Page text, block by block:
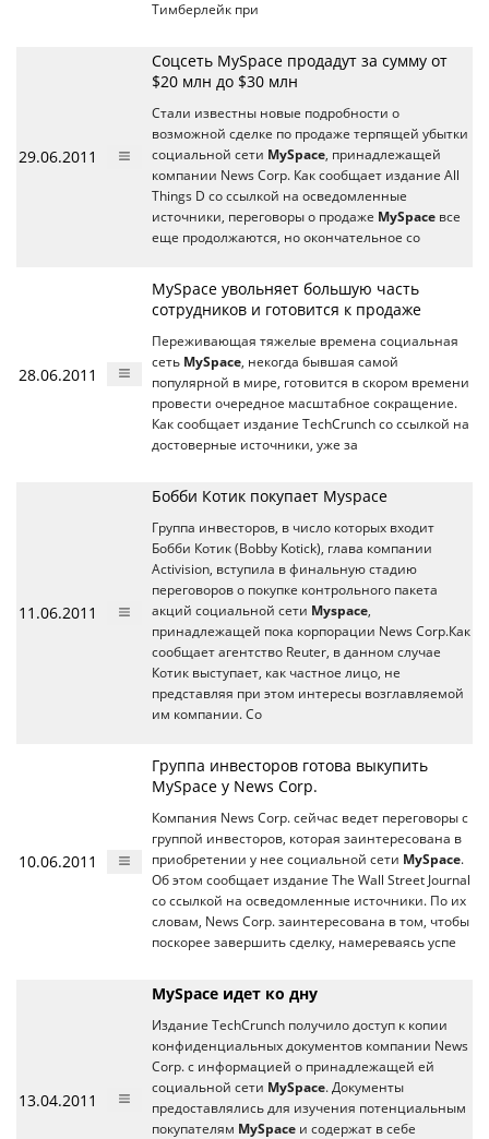
Тимберлейк при
29.06.2011
Соцсеть MySpace продадут за сумму от
$20 млн до $30 млн
Стали известны новые подробности о
возможной сделке по продаже терпящей убытки
социальной сети MySpace, принадлежащей
компании News Corp. Как сообщает издание All
Things D со ссылкой на осведомленные
источники, переговоры о продаже MySpace все
еще продолжаются, но окончательное со
28.06.2011
MySpace увольняет большую часть
сотрудников и готовится к продаже
Переживающая тяжелые времена социальная
сеть MySpace, некогда бывшая самой
популярной в мире, готовится в скором времени
провести очередное масштабное сокращение.
Как сообщает издание TechCrunch со ссылкой на
достоверные источники, уже за
11.06.2011
Бобби Котик покупает Myspace
Группа инвесторов, в число которых входит
Бобби Котик (Bobby Kotick), глава компании
Activision, вступила в финальную стадию
переговоров о покупке контрольного пакета
акций социальной сети Myspace,
принадлежащей пока корпорации News Corp.Как
сообщает агентство Reuter, в данном случае
Котик выступает, как частное лицо, не
представляя при этом интересы возглавляемой
им компании. Со
10.06.2011
Группа инвесторов готова выкупить
MySpace у News Corp.
Компания News Corp. сейчас ведет переговоры с
группой инвесторов, которая заинтересована в
приобретении у нее социальной сети MySpace.
Об этом сообщает издание The Wall Street Journal
со ссылкой на осведомленные источники. По их
словам, News Corp. заинтересована в том, чтобы
поскорее завершить сделку, намереваясь успе
13.04.2011
MySpace идет ко дну
Издание TechCrunch получило доступ к копии
конфиденциальных документов компании News
Corp. с информацией о принадлежащей ей
социальной сети MySpace. Документы
предоставлялись для изучения потенциальным
покупателям MySpace и содержат в себе